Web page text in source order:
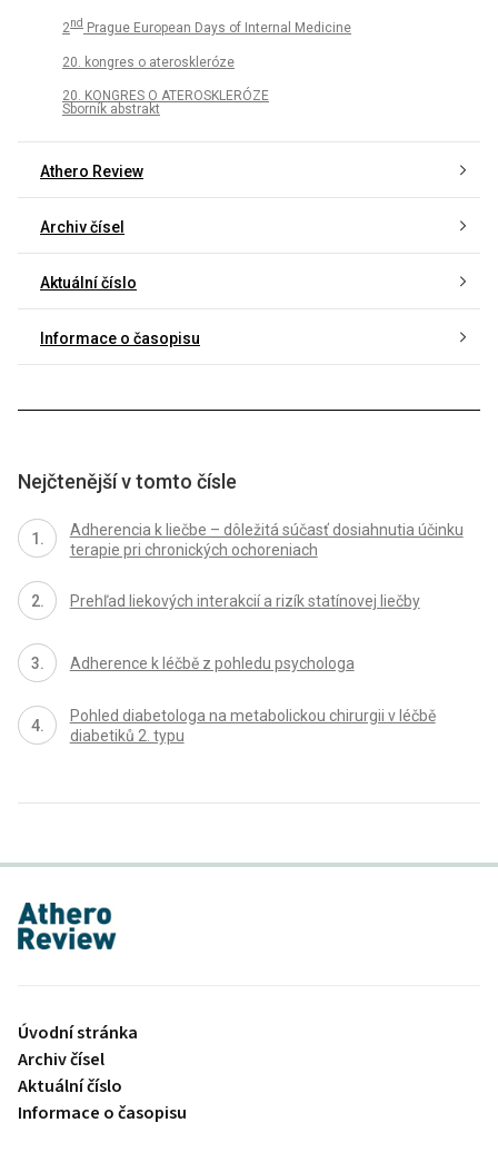
2nd Prague European Days of Internal Medicine
20. kongres o ateroskleróze
20. KONGRES O ATEROSKLERÓZE
Sborník abstrakt
Athero Review
Archiv čísel
Aktuální číslo
Informace o časopisu
Nejčtenější v tomto čísle
Adherencia k liečbe – dôležitá súčasť dosiahnutia účinku
terapie pri chronických ochoreniach
Prehľad liekových interakcií a rizík statínovej liečby
Adherence k léčbě z pohledu psychologa
Pohled diabetologa na metabolickou chirurgii v léčbě
diabetiků 2. typu
proLékaře.cz
Úvodní stránka
Archiv čísel
Aktuální číslo
Informace o časopisu